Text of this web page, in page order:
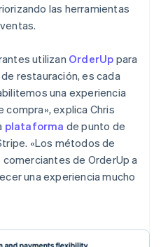
las herramientas
utilizan OrderUp para
restauración, es cada
una experiencia
explica Chris
plataforma de punto de
«Los métodos de
de OrderUp a
una experiencia mucho